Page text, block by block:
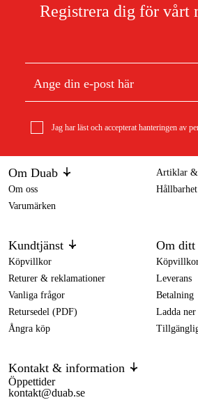
Registrera dig för vårt
Jag har läst och accepterat hanteringen av
Om Duab
Om oss
Varumärken
Artiklar
Hållbarhet
Kundtjänst
Köpvillkor
Returer & reklamationer
Vanliga frågor
Retursedel (PDF)
Ångra köp
Om ditt
Leverans
Betalning
Ladda
Kontakt & information
Öppettider
kontakt@duab.se